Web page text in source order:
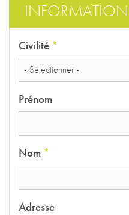
Civilité *
- Sélectionner -
Prénom
Nom *
Adresse